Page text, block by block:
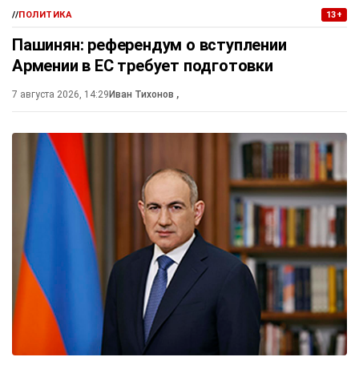
//ПОЛИТИКА 13+
Пашинян: референдум о вступлении
Армении в ЕС требует подготовки
7 августа 2026, 14:29Иван Тихонов ,